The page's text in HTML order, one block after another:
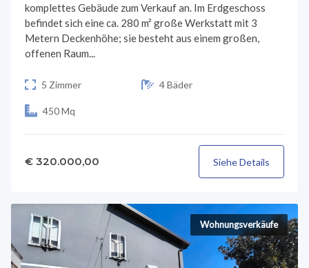
komplettes Gebäude zum Verkauf an. Im Erdgeschoss
befindet sich eine ca. 280 m² große Werkstatt mit 3
Metern Deckenhöhe; sie besteht aus einem großen,
offenen Raum...
5 Zimmer 4 Bäder
450 Mq
€ 320.000,00 Siehe Details
Wohnungsverkäufe